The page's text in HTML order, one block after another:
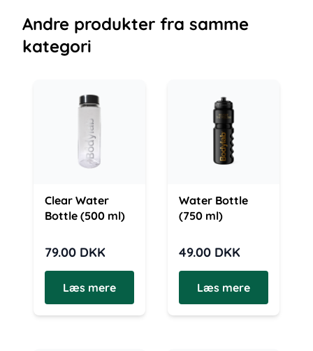
Andre produkter fra samme
kategori
Clear Water
Bottle (500 ml)
79.00 DKK
Læs mere
Water Bottle
(750 ml)
49.00 DKK
Læs mere